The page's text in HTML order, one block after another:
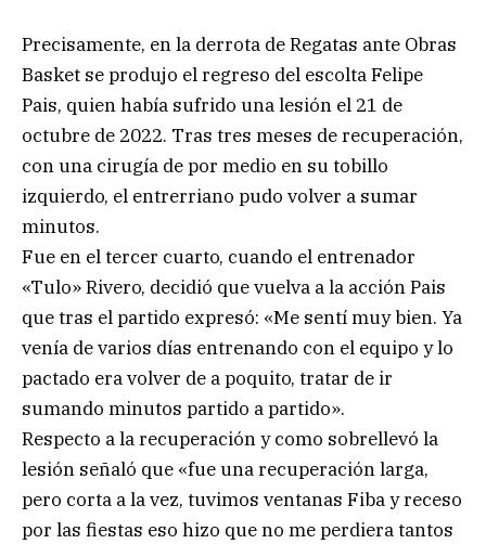
Precisamente, en la derrota de Regatas ante Obras
Basket se produjo el regreso del escolta Felipe
Pais, quien había sufrido una lesión el 21 de
octubre de 2022. Tras tres meses de recuperación,
con una cirugía de por medio en su tobillo
izquierdo, el entrerriano pudo volver a sumar
minutos.
Fue en el tercer cuarto, cuando el entrenador
«Tulo» Rivero, decidió que vuelva a la acción Pais
que tras el partido expresó: «Me sentí muy bien. Ya
venía de varios días entrenando con el equipo y lo
pactado era volver de a poquito, tratar de ir
sumando minutos partido a partido».
Respecto a la recuperación y como sobrellevó la
lesión señaló que «fue una recuperación larga,
pero corta a la vez, tuvimos ventanas Fiba y receso
por las fiestas eso hizo que no me perdiera tantos